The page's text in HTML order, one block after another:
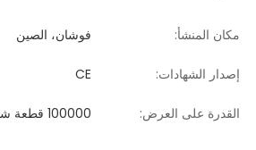
مكان المنشأ: فوشان، الصين
إصدار الشهادات: CE
القدرة على العرض: 100000 قطعة شهريا